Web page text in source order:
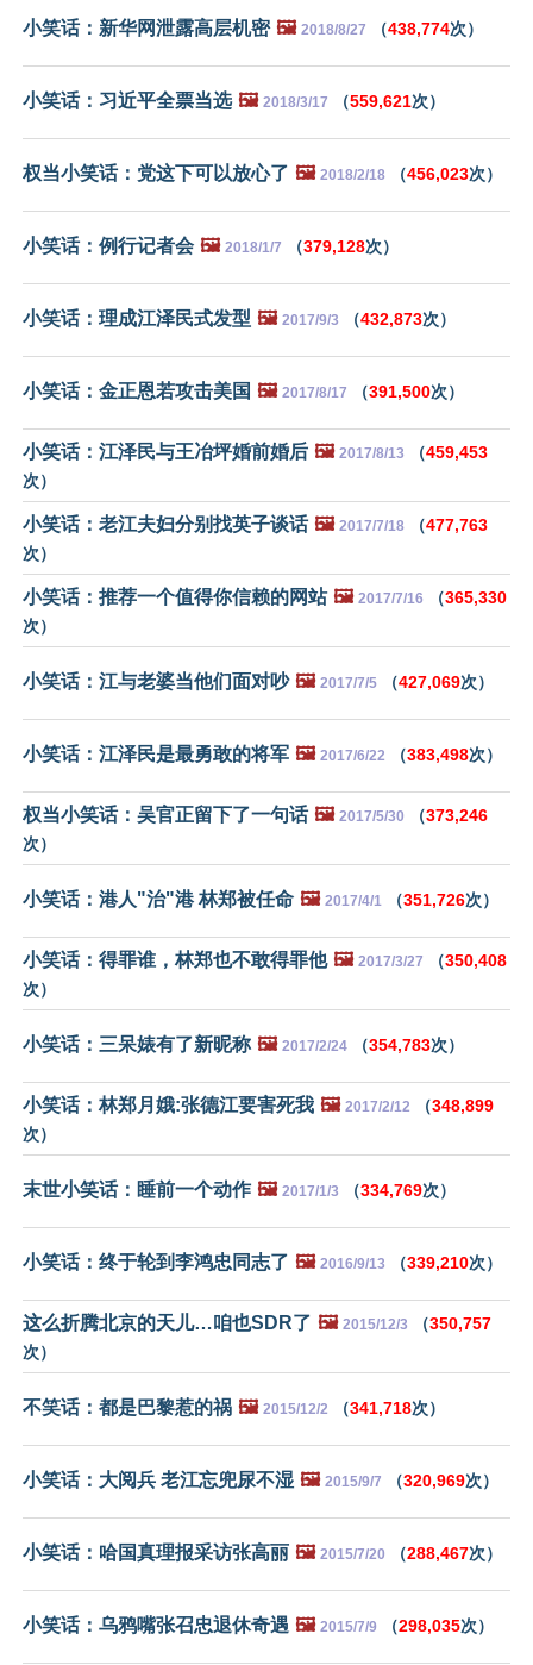
小笑话：新华网泄露高层机密 🖼️ 2018/8/27 （438,774次）
小笑话：习近平全票当选 🖼️ 2018/3/17 （559,621次）
权当小笑话：党这下可以放心了 🖼️ 2018/2/18 （456,023次）
小笑话：例行记者会 🖼️ 2018/1/7 （379,128次）
小笑话：理成江泽民式发型 🖼️ 2017/9/3 （432,873次）
小笑话：金正恩若攻击美国 🖼️ 2017/8/17 （391,500次）
小笑话：江泽民与王冶坪婚前婚后 🖼️ 2017/8/13 （459,453
次）
小笑话：老江夫妇分别找英子谈话 🖼️ 2017/7/18 （477,763
次）
小笑话：推荐一个值得你信赖的网站 🖼️ 2017/7/16 （365,330
次）
小笑话：江与老婆当他们面对吵 🖼️ 2017/7/5 （427,069次）
小笑话：江泽民是最勇敢的将军 🖼️ 2017/6/22 （383,498次）
权当小笑话：吴官正留下了一句话 🖼️ 2017/5/30 （373,246
次）
小笑话：港人"治"港 林郑被任命 🖼️ 2017/4/1 （351,726次）
小笑话：得罪谁，林郑也不敢得罪他 🖼️ 2017/3/27 （350,408
次）
小笑话：三呆婊有了新昵称 🖼️ 2017/2/24 （354,783次）
小笑话：林郑月娥:张德江要害死我 🖼️ 2017/2/12 （348,899
次）
末世小笑话：睡前一个动作 🖼️ 2017/1/3 （334,769次）
小笑话：终于轮到李鸿忠同志了 🖼️ 2016/9/13 （339,210次）
这么折腾北京的天儿…咱也SDR了 🖼️ 2015/12/3 （350,757
次）
不笑话：都是巴黎惹的祸 🖼️ 2015/12/2 （341,718次）
小笑话：大阅兵 老江忘兜尿不湿 🖼️ 2015/9/7 （320,969次）
小笑话：哈国真理报采访张高丽 🖼️ 2015/7/20 （288,467次）
小笑话：乌鸦嘴张召忠退休奇遇 🖼️ 2015/7/9 （298,035次）